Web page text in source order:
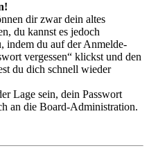
dir zwar dein altes
du kannst es jedoch
indem du auf der Anmelde-
vergessen“ klickst und den
du dich schnell wieder
Lage sein, dein Passwort
an die Board-Administration.